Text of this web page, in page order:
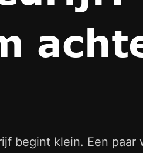
begint klein. Een paar